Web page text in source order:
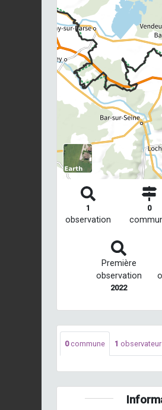
1
observation
0
Première
observation
2022
0commune 1 observateur